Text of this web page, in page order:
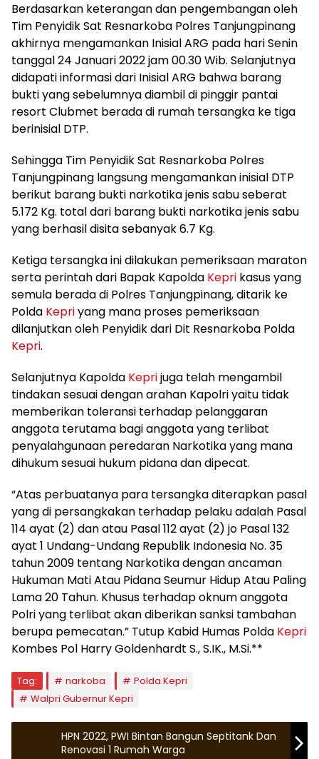
Berdasarkan keterangan dan pengembangan oleh
Tim Penyidik Sat Resnarkoba Polres Tanjungpinang
akhirnya mengamankan Inisial ARG pada hari Senin
tanggal 24 Januari 2022 jam 00.30 Wib. Selanjutnya
didapati informasi dari Inisial ARG bahwa barang
bukti yang sebelumnya diambil di pinggir pantai
resort Clubmet berada di rumah tersangka ke tiga
berinisial DTP.
Sehingga Tim Penyidik Sat Resnarkoba Polres
Tanjungpinang langsung mengamankan inisial DTP
berikut barang bukti narkotika jenis sabu seberat
5.172 Kg. total dari barang bukti narkotika jenis sabu
yang berhasil disita sebanyak 6.7 Kg.
Ketiga tersangka ini dilakukan pemeriksaan maraton
serta perintah dari Bapak Kapolda Kepri kasus yang
semula berada di Polres Tanjungpinang, ditarik ke
Polda Kepriyang mana proses pemeriksaan
dilanjutkan oleh Penyidik dari Dit Resnarkoba Polda
Kepri.
Selanjutnya Kapolda Keprijuga telah mengambil
tindakan sesuai dengan arahan Kapolri yaitu tidak
memberikan toleransi terhadap pelanggaran
anggota terutama bagi anggota yang terlibat
penyalahgunaan peredaran Narkotika yang mana
dihukum sesuai hukum pidana dan dipecat.
“Atas perbuatanya para tersangka diterapkan pasal
yang di persangkakan terhadap pelaku adalah Pasal
114 ayat (2) dan atau Pasal 112 ayat (2) jo Pasal 132
ayat 1 Undang-Undang Republik Indonesia No. 35
tahun 2009 tentang Narkotika dengan ancaman
Hukuman Mati Atau Pidana Seumur Hidup Atau Paling
Lama 20 Tahun. Khusus terhadap oknum anggota
Polri yang terlibat akan diberikan sanksi tambahan
berupa pemecatan.” Tutup Kabid Humas Polda Kepri
Kombes Pol Harry Goldenhardt S., S.IK., M.Si.**
Tag: narkoba
Polda Kepri
Walpri Gubernur Kepri
HPN 2022, PWI Bintan Bangun Septitank Dan
Renovasi 1 Rumah Warga